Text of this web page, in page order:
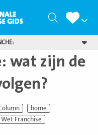
Zoeken
wat zijn de
home
Wet Franchise